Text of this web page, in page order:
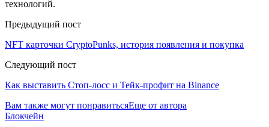
технологий.
Предыдущий пост
NFT карточки CryptoPunks, история появления и покупка
Следующий пост
Как выставить Стоп-лосс и Тейк-профит на Binance
Вам также могут понравитьсяЕще от автора
Блокчейн